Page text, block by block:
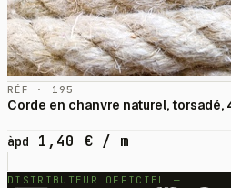
RÉF · 195
Corde en chanvre naturel, torsadé,
àpd 1,40 € / m
DISTRIBUTEUR OFFICIEL —